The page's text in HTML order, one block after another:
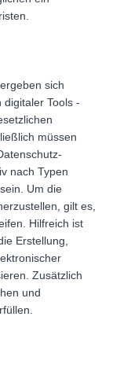
sich
Tools -
müssen
nach Typen
Um die
gilt es,
Hilfreich ist
Erstellung,
Zusätzlich
und